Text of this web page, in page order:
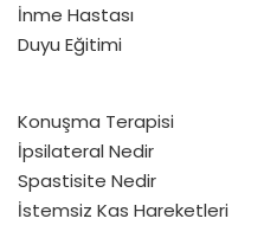
İnme Hastası
Duyu Eğitimi
Konuşma Terapisi
İpsilateral Nedir
Spastisite Nedir
İstemsiz Kas Hareketleri